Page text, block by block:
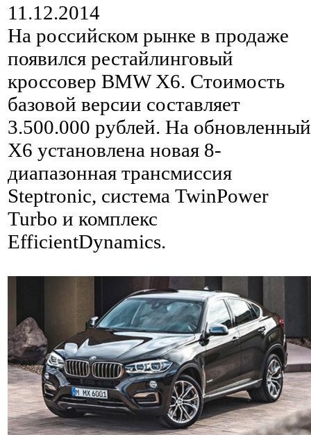
11.12.2014
На российском рынке в продаже
появился рестайлинговый
кроссовер BMW X6. Стоимость
базовой версии составляет
3.500.000 рублей. На обновленный
X6 установлена новая 8-
диапазонная трансмиссия
Steptronic, система TwinPower
Turbo и комплекс
EfficientDynamics.